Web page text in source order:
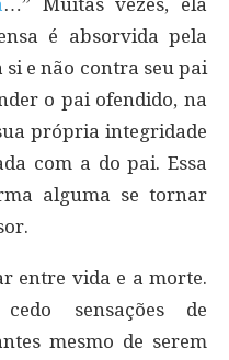
é absorvida pela
e não contra seu pai
o pai ofendido, na
própria integridade
com a do pai. Essa
alguma se tornar
entre vida e a morte.
sensações de
mesmo de serem